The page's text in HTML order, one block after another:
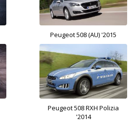
Peugeot 508 (AU) '2015
Peugeot 508 RXH Polizia
'2014